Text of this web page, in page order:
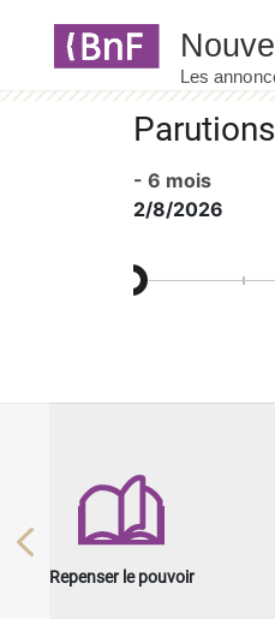
- 6 mois
2/8/2026
Repenser le pouvoir
Previous